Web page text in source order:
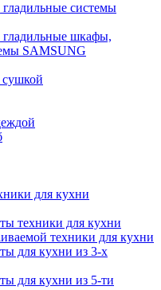
системы
гладильные шкафы,
SAMSUNG
для кухни
техники для кухни
техники для кухни
для кухни из 3-х
для кухни из 5-ти